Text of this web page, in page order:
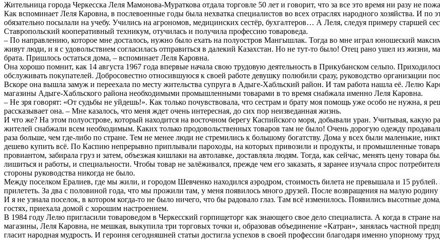
Жительница города Черкесска Леля Мамонова-Мураткова отдала торговле 50 лет и говорит, что за все это время ни разу не
Как вспоминает Леля Каровна, в послевоенные годы была нехватка специалистов во всех отраслях народного хозяйства. И по
обязательно посылали на учебу. Учились на агрономов, медицинских сестёр, бухгалтеров… А Леля, следуя примеру старшей
Ставропольский кооперативный техникум, отучилась и получила профессию товароведа.
– По направлению, которое мне досталось, нужно было ехать на полуостров Мангышлак. Тогда во мне играл юношеский
живут люди, и я с удовольствием согласилась отправиться в далекий Казахстан. Но не тут-то было! Отец рано ушел из жизни,
брата. Пришлось остаться дома, – вспоминает Леля Каровна.
Она хорошо помнит, как 14 августа 1967 года впервые начала свою трудовую деятельность в Прикубанском сельпо.
обслуживать покупателей. Добросовестно относившуюся к своей работе девушку полюбили сразу, руководство организации
Вскоре она вышла замуж и переехала по месту жительства супруга в Адыге-Хабльский район. И там работа нашла её. Лелю
магазины Адыге-Хабльского района необходимыми промышленными товарами в то время снабжала именно Леля Каровна.
– Не зря говорят: «От судьбы не уйдешь!». Как только почувствовала, что сестрам и брату моя помощь уже особо не нужна, я
рассказывает она. – Мне казалось, что меня ждет очень интересная, до сих пор неизведанная жизнь.
И что же? На этом полуострове, который находится на восточном берегу Каспийского моря, добывали уран. Учитывая, какую
жителей снабжали всем необходимым. Каких только продовольственных товаров там не было! Очень дорогую одежду
раза больше, чем где-либо по стране. Тем не менее люди не стремились к большому богатству. Дома у всех были маленькие,
дешево купить всё. По Каспию непрерывно приплывали пароходы, на которых привозили и продукты, и промышленные товары.
провиантом, забирала груз и затем, объезжая кишлаки на автолавке, доставляла людям. Тогда, как сейчас, менять цену
лишиться и работы, и специальности. Чтобы товар не залёживался, прежде чем его заказать, я заранее изучала спрос
стороны руководства никогда не было.
Между поселком Ералиев, где мы жили, и городом Шевченко находился аэродром, стоимость билета не превышала и 15
прилететь. За два с половиной года, что мы прожили там, у меня появилось много друзей. После возвращения на малую
И я не узнала поселок, в котором когда-то не было ничего, что бы радовало глаз. Там всё изменилось. Появились высотные
гостях, приехала домой с хорошим настроением.
В 1984 году Лелю пригласили товароведом в Черкесский горпищеторг как знающего свое дело специалиста. А когда в стране
магазины, Леля Каровна, не мешкая, выкупила три торговых точки и, образовав объединение «Катран», занялась частной
гласит народная мудрость. И героиня сегодняшней статьи достигла успехов в своей профессии благодаря именно упорному